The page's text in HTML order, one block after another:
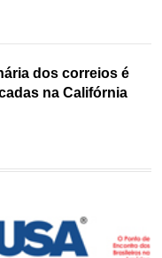
dos correios é
na Califórnia